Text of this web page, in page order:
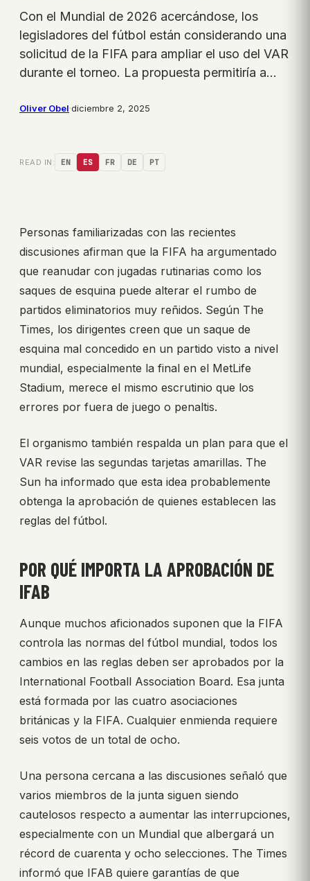
Con el Mundial de 2026 acercándose, los
legisladores del fútbol están considerando una
solicitud de la FIFA para ampliar el uso del VAR
durante el torneo. La propuesta permitiría a…
Oliver Obel·diciembre 2, 2025
READ IN: EN ES FR DE PT
Personas familiarizadas con las recientes
discusiones afirman que la FIFA ha argumentado
que reanudar con jugadas rutinarias como los
saques de esquina puede alterar el rumbo de
partidos eliminatorios muy reñidos. Según The
Times, los dirigentes creen que un saque de
esquina mal concedido en un partido visto a nivel
mundial, especialmente la final en el MetLife
Stadium, merece el mismo escrutinio que los
errores por fuera de juego o penaltis.
El organismo también respalda un plan para que el
VAR revise las segundas tarjetas amarillas. The
Sun ha informado que esta idea probablemente
obtenga la aprobación de quienes establecen las
reglas del fútbol.
POR QUÉ IMPORTA LA APROBACIÓN DE
IFAB
Aunque muchos aficionados suponen que la FIFA
controla las normas del fútbol mundial, todos los
cambios en las reglas deben ser aprobados por la
International Football Association Board. Esa junta
está formada por las cuatro asociaciones
británicas y la FIFA. Cualquier enmienda requiere
seis votos de un total de ocho.
Una persona cercana a las discusiones señaló que
varios miembros de la junta siguen siendo
cautelosos respecto a aumentar las interrupciones,
especialmente con un Mundial que albergará un
récord de cuarenta y ocho selecciones. The Times
informó que IFAB quiere garantías de que